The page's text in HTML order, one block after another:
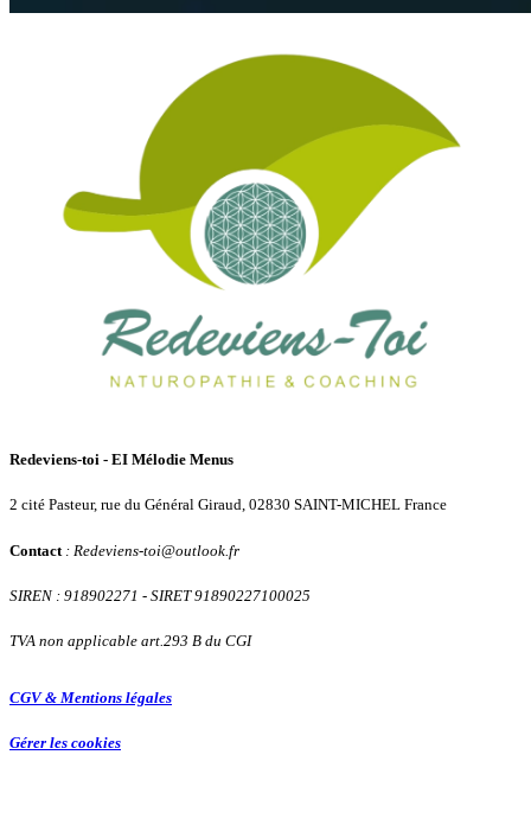
Redeviens-toi - EI Mélodie Menus
2 cité Pasteur, rue du Général Giraud, 02830 SAINT-MICHEL France
Contact : Redeviens-toi@outlook.fr
SIREN : 918902271 - SIRET 91890227100025
TVA non applicable art.293 B du CGI
CGV & Mentions légales
Gérer les cookies